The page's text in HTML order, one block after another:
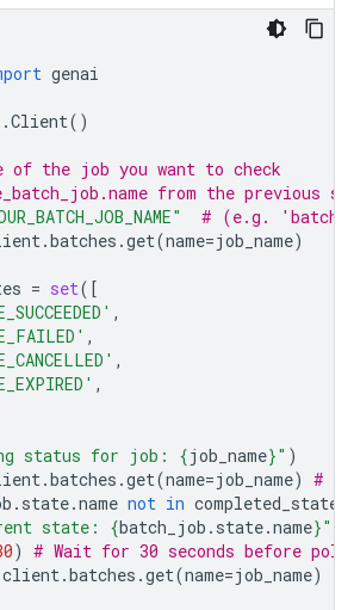
genai
.Client()
of the job you want to check
from the previous
# (e.g.
.batches .get(name=job_name)
= set([
,
,
,
,
status for job: {job_name}" )
.batches .get(name=job_name) #
. state.name not in completed_states
state: {batch_job . state.name}"
) # Wait for 30 seconds before
client.batches .get(name=job_name)